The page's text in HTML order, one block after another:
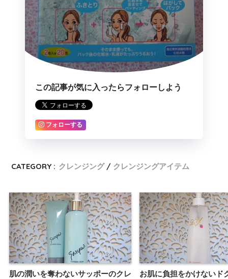
この記事が気に入ったらフォローしよう
フォローする
CATEGORY : クレンジング クレンジングアイテム
肌の潤いを奪わないサッポーのクレ
お肌に負担をかけないド